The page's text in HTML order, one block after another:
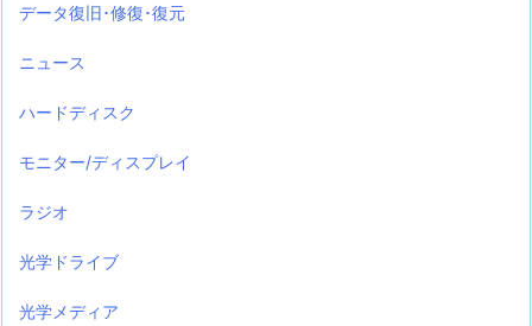
データ復旧･修復･復元
ニュース
ハードディスク
モニター/ディスプレイ
ラジオ
光学ドライブ
光学メディア